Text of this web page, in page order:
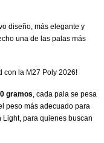
diseño, más elegante y
una de las palas más
con la M27 Poly 2026!
gramos, cada pala se pesa
peso más adecuado para
para quienes buscan